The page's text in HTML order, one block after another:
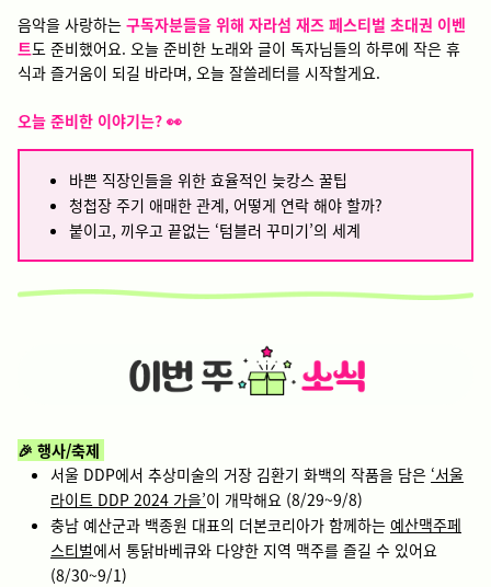
음악을 사랑하는 구독자분들을 위해 자라섬 재즈 페스티벌 초대권 이벤
트 도 준비했어요. 오늘 준비한 노래와 글이 독자님들의 하루에 작은 휴
식과 즐거움이 되길 바라며, 오늘 잘쓸레터를 시작할게요.
오늘 준비한 이야기는? 👀
바쁜 직장인들을 위한 효율적인 늦캉스 꿀팁
청첩장 주기 애매한 관계, 어떻게 연락 해야 할까?
붙이고, 끼우고 끝없는 ‘텀블러 꾸미기’의 세계
🎉 행사/축제
서울 DDP에서 추상미술의 거장 김환기 화백의 작품을 담은 ‘서울
라이트 DDP 2024 가을’이 개막해요 (8/29~9/8)
충남 예산군과 백종원 대표의 더본코리아가 함께하는 예산맥주페
스티벌에서 통닭바베큐와 다양한 지역 맥주를 즐길 수 있어요
(8/30~9/1)